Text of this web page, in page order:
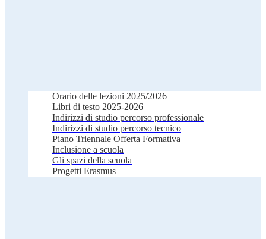
Orario delle lezioni 2025/2026
Libri di testo 2025-2026
Indirizzi di studio percorso professionale
Indirizzi di studio percorso tecnico
Piano Triennale Offerta Formativa
Inclusione a scuola
Gli spazi della scuola
Progetti Erasmus